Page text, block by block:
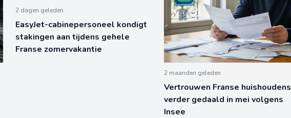
2 dagen geleden
EasyJet-cabinepersoneel kondigt
stakingen aan tijdens gehele
Franse zomervakantie
2 maanden geleden
Vertrouwen Franse huishoudens
verder gedaald in mei volgens
Insee